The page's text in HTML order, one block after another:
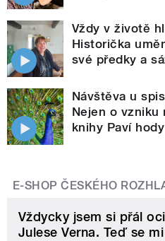
Vždy v životě
Historička
své předky a
Návštěva u
Nejen o vzniku
knihy Paví hody
E-SHOP ČESKÉHO
Vždycky jsem si přál
Julese Verna. Teď se